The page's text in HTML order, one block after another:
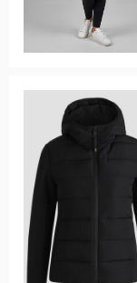
CAVALLERIA
ESKADRON
FAIR PLAY
KAVALKADE
KENTUCKY